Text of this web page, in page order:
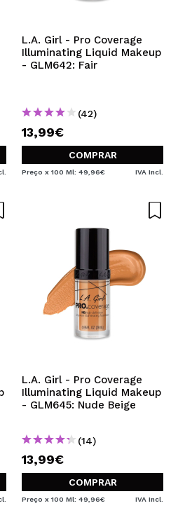
L.A. Girl - Pro Coverage
Illuminating Liquid Makeup
- GLM642: Fair
(42)
13,99€
COMPRAR
Preço x 100 Ml: 49,96€ IVA Incl.
L.A. Girl - Pro Coverage
Illuminating Liquid Makeup
- GLM645: Nude Beige
(14)
13,99€
COMPRAR
Preço x 100 Ml: 49,96€ IVA Incl.